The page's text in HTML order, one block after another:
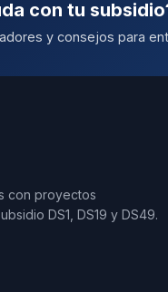
con tu
y consejos para
con proyectos
DS1, DS19 y DS49.